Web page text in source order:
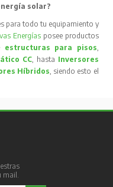
solar?
para todo tu equipamiento y
Energíasposee productos
estructuras para pisos,
CC, hasta Inversores
Híbridos, siendo esto el